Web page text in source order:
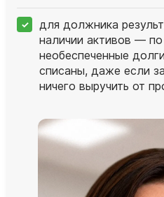
для должника
наличии активов —
необеспеченные
списаны, даже если
ничего выручить от